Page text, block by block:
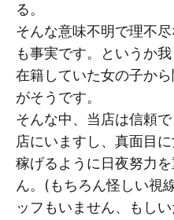
る。
そんな意味不明で理不
も事実です。というか
在籍していた女の子か
がそうです。
そんな中、当店は信頼
店にいますし、真面目
稼げるように日夜努力
ん。(もちろん怪しい視
ッフもいません、もし